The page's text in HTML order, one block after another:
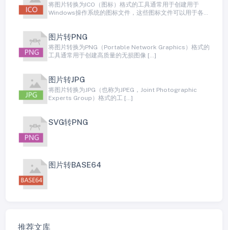
将图片转换为ICO（图标）格式的工具通常用于创建用于
Windows操作系统的图标文件，这些图标文件可以用于各种
图片转PNG
将图片转换为PNG（Portable Network Graphics）格式的
工具通常用于创建高质量的无损图像 […]
图片转JPG
将图片转换为JPG（也称为JPEG，Joint Photographic
Experts Group）格式的工 […]
SVG转PNG
图片转BASE64
推荐文库